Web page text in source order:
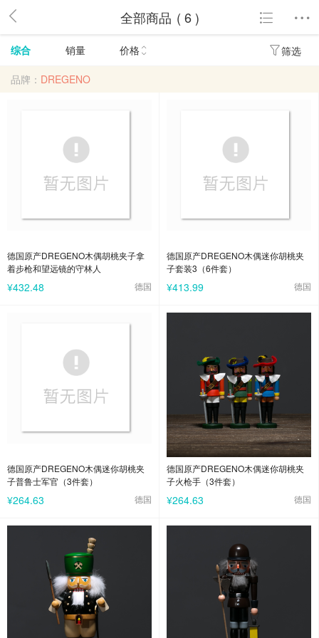
全部商品 ( 6 )
综合 销量 价格 筛选
品牌： DREGENO
德国原产DREGENO木偶胡桃夹子拿
着步枪和望远镜的守林人
¥432.48 德国
德国原产DREGENO木偶迷你胡桃夹
子套装3（6件套）
¥413.99 德国
德国原产DREGENO木偶迷你胡桃夹
子普鲁士军官（3件套）
¥264.63 德国
德国原产DREGENO木偶迷你胡桃夹
子火枪手（3件套）
¥264.63 德国